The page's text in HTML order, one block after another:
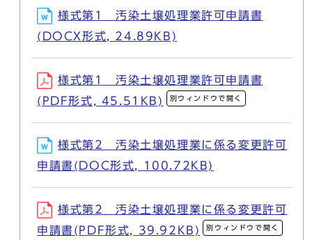
様式第1 汚染土壌処理業許可申請書
(DOCX形式, 24.89KB)
様式第1 汚染土壌処理業許可申請書
(PDF形式, 45.51KB)
別ウィンドウで開く
様式第2 汚染土壌処理業に係る変更許可
申請書(DOC形式, 100.72KB)
様式第2 汚染土壌処理業に係る変更許可
申請書(PDF形式, 39.92KB)
別ウィンドウで開く